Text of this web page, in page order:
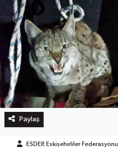
Paylaş
ESDER Eskişehirliler Federasyonu